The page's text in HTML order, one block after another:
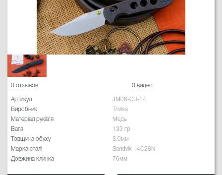
0 отзывов 0 видео
Артикул
JM06-CU-14
Виробник
Trivisa
Матеріал руків'я
Медь
Вага
133 гр
Товщина обуху
3.0мм
Марка сталі
Sandvik 14C28N
Довжина клинка
76мм